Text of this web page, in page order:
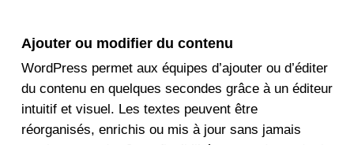
Ajouter ou modifier du contenu
WordPress permet aux équipes d’ajouter ou d’éditer
du contenu en quelques secondes grâce à un éditeur
intuitif et visuel. Les textes peuvent être
réorganisés, enrichis ou mis à jour sans jamais